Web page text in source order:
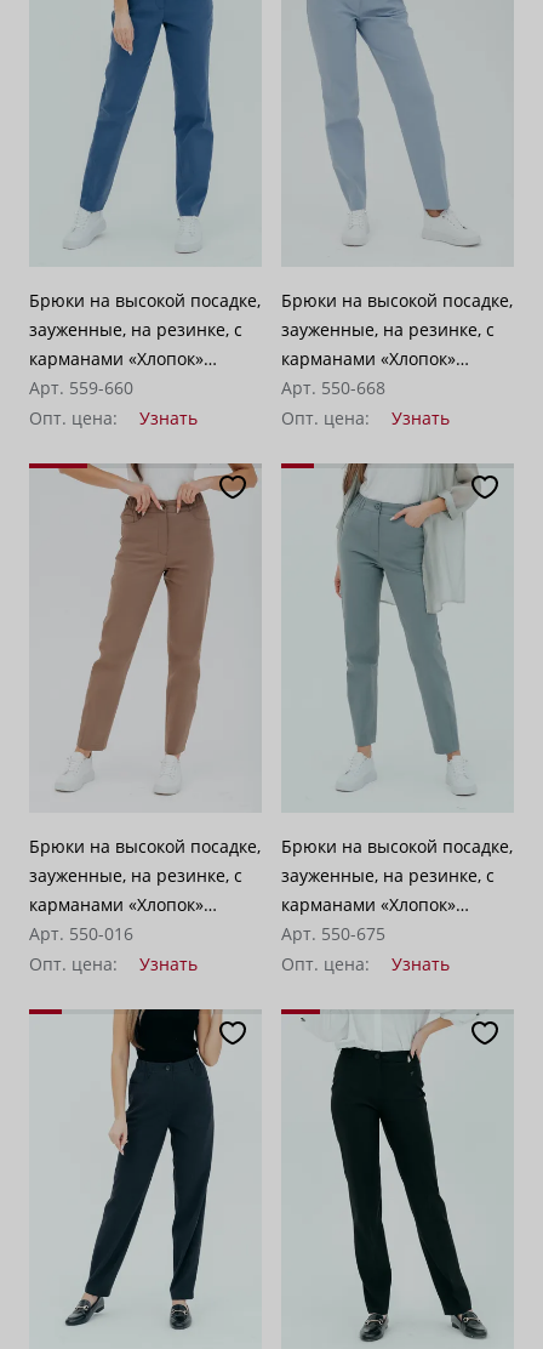
Брюки на высокой посадке,
зауженные, на резинке, с
карманами «Хлопок»
индиго
Арт. 559-660
Опт. цена:
Узнать
Брюки на высокой посадке,
зауженные, на резинке, с
карманами «Хлопок»
голубые
Арт. 550-668
Опт. цена:
Узнать
Брюки на высокой посадке,
зауженные, на резинке, с
карманами «Хлопок»
бежевые
Арт. 550-016
Опт. цена:
Узнать
Брюки на высокой посадке,
зауженные, на резинке, с
карманами «Хлопок»
бирюзовые
Арт. 550-675
Опт. цена:
Узнать